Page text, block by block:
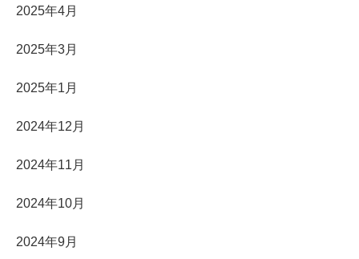
2025年4月
2025年3月
2025年1月
2024年12月
2024年11月
2024年10月
2024年9月